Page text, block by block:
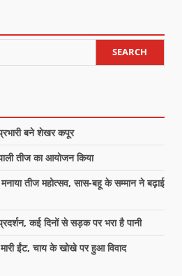
SEARCH
प्रभारी बने शेखर कपूर
तीज का आयोजन किया
तीज महोत्सव, सास-बहू के सम्मान ने बढ़ाई
कई दिनों से सड़क पर भरा है पानी
ईंट, चाय के खोखे पर हुआ विवाद